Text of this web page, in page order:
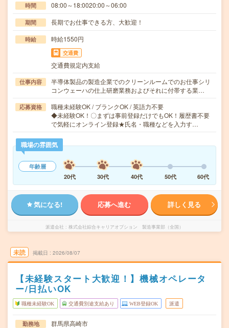
時間 08:00～18:0020:00～06:00
期間 長期でお仕事できる方、大歓迎！
時給 時給1550円
交通費
交通費規定内支給
仕事内容
半導体製品の製造企業でのクリーンルームでのお仕事シリ
コンウェーハの仕上研磨業務およびそれに付帯する業…
応募資格
職種未経験OK / ブランクOK / 英語力不要
◆未経験OK！〇まずは事前登録だけでもOK！履歴書不要
で気軽にオンライン登録★氏名・職種などを入力す…
職場の雰囲気
年齢層
20代
30代 40代 50代 60代
気になる! 応募へ進む 詳しく見る
派遣会社 株式会社綜合キャリアオプション 製造事業部（全国）
未読 掲載日 2026/08/07
【未経験スタート大歓迎！】機械オペレータ
ー/日払いOK
職種未経験OK 交通費別途支給あり WEB登録OK 派遣
勤務地 群馬県高崎市